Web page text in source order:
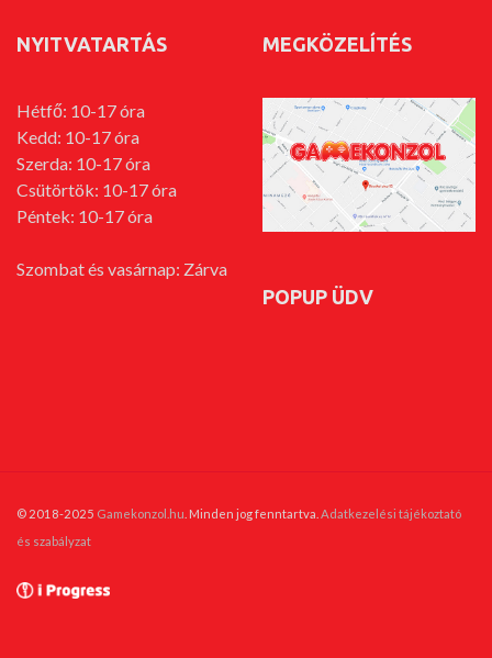
NYITVATARTÁS
Hétfő: 10-17 óra
Kedd: 10-17 óra
Szerda: 10-17 óra
Csütörtök: 10-17 óra
Péntek: 10-17 óra
Szombat és vasárnap: Zárva
MEGKÖZELÍTÉS
POPUP ÜDV
© 2018-2025 Gamekonzol.hu . Minden jog fenntartva. Adatkezelési tájékoztató
és szabályzat